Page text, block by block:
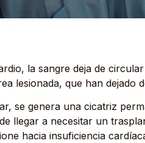
la sangre deja de
lesionada, que han dejado
se genera una cicatriz
llegar a necesitar un
hacia insuficiencia